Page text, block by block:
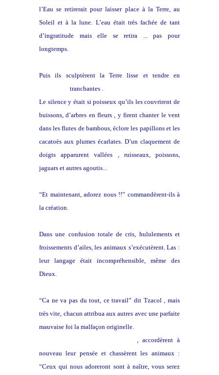
l’Eau se retirerait pour laisser place à la Terre, au
Soleil et à la lune. L’eau était très fachée de tant
d’ingratitude mais elle se retira ... pas pour
longtemps.
Puis ils sculptèrent la Terre lisse et tendre en
tranchantes .
Le silence y était si poisseux qu’ils les couvrirent de
buissons, d’arbres en fleurs , y firent chanter le vent
dans les flutes de bambous, éclore les papillons et les
cacatoès aux plumes écarlates. D’un claquement de
doigts apparurent vallées , ruisseaux, poissons,
jaguars et autres agoutis...
“Et maintenant, adorez nous !!” commandèrent-ils à
la création.
Dans une confusion totale de cris, hululements et
froissements d’ailes, les animaux s’exécutèrent. Las :
leur langage était incompréhensible, même des
Dieux.
“Ca ne va pas du tout, ce travail” dit Tzacol , mais
très vite, chacun attribua aux autres avec une parfaite
mauvaise foi la malfaçon originelle.
, accordèrent à
nouveau leur pensée et chassèrent les animaux :
“Ceux qui nous adoreront sont à naître, vous serez